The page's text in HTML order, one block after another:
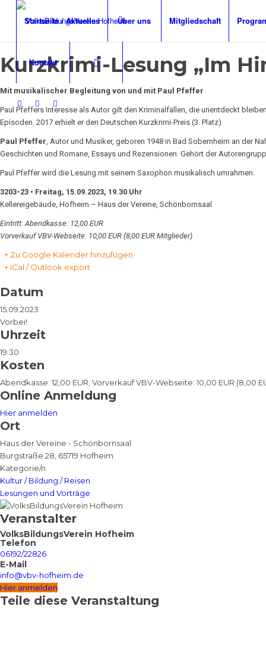
Startseite / Aktuelles Über uns Mitgliedschaft
Kontakt
Kurzkrimi-Lesung „Im
Mit musikalischer Begleitung von und mit Paul Pfeffer
Paul Pfeffers Interesse als Autor gilt den Kriminalfällen, die unentdeckt
Episoden. 2017 erhielt er den Deutschen Kurzkrimi-Preis (3. Platz)
Paul Pfeffer, Autor und Musiker, geboren 1948 in Bad Sobernheim an der
Geschichten und Romane, Essays und Rezensionen. Gehört der
Paul Pfeffer wird die Lesung mit seinem Saxophon musikalisch umrahmen.
3203-23 • Freitag, 15.09.2023, 19.30 Uhr
Kellereigebäude, Hofheim – Haus der Vereine, Schönbornsaal
Eintritt: Abendkasse: 12,00 EUR
Vorverkauf VBV-Webseite: 10,00 EUR (8,00 EUR Mitglieder)
+ Zu Google Kalender hinzufügen
+ iCal / Outlook export
Datum
15.09.2023
Vorbei!
Uhrzeit
19:30
Kosten
Abendkasse: 12,00 EUR; Vorverkauf VBV-Webseite: 10,00 EUR (8,00
Online Anmeldung
Hier anmelden
Ort
Haus der Vereine - Schönbornsaal
Burgstraße 28, 65719 Hofheim
Kategorie/n
Kultur / Bildung / Reisen
Lesungen und Vorträge
Veranstalter
VolksBildungsVerein Hofheim
Telefon
06192/22826
E-Mail
info@vbv-hofheim.de
Hier anmelden
Teile diese Veranstaltung